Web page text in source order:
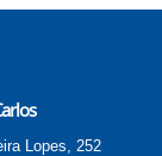
Lopes, 252